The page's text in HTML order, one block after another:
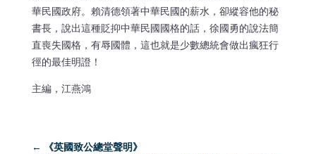
華民國政府。賴清德領著中華民國的薪水，卻縱容他的秘
書長，說出這種貶抑中華民國國格的話，徐國勇的說法簡
直喪失國格，有辱國體，這也就是少數總統會做出瘋狂行
徑的最佳明證！
主編，江燕鴻
←
《英國致公總堂聲明》